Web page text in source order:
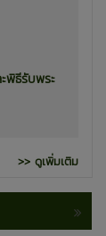
พิธีรับพระ
>> ดูเพิ่มเติม